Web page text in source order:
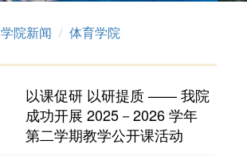
学院新闻 体育学院
以课促研 以研提质 —— 我院
成功开展 2025－2026 学年
第二学期教学公开课活动